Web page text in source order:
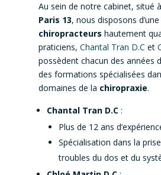
Au sein de notre cabinet, situé
Paris 13, nous disposons
chiropracteurs hautement
praticiens, Chantal Tran D.C et
possèdent chacun des années
des formations spécialisées
domaines de la chiropraxie.
Chantal Tran D.C:
Plus de 12 ans
Spécialisation dans la
troubles du dos et du